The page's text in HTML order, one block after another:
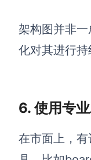
架构图并非
化对其进行持
6. 使用专
在市面上，